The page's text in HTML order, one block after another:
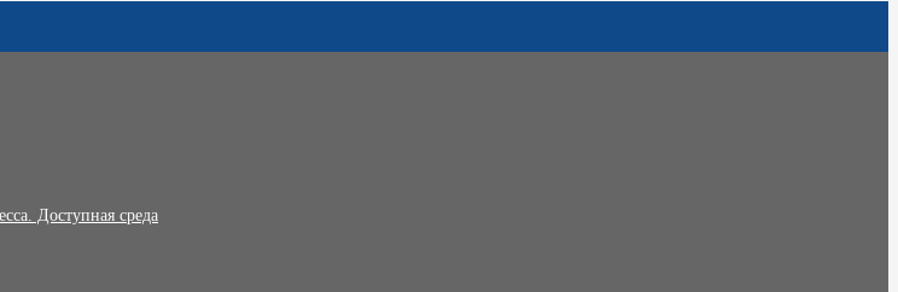
Доступная среда